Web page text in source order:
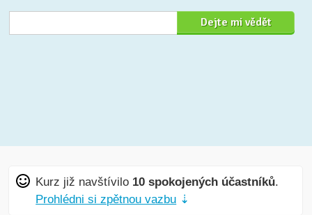
Kurz již navštívilo 10 spokojených účastníků.
Prohlédni si zpětnou vazbu ⇣